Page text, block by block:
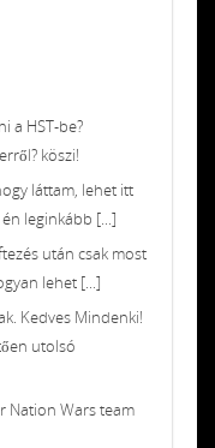
a HST-be?
köszi!
láttam, lehet itt
leginkább [...]
után csak most
lehet [...]
Kedves Mindenki!
utolsó
Nation Wars team